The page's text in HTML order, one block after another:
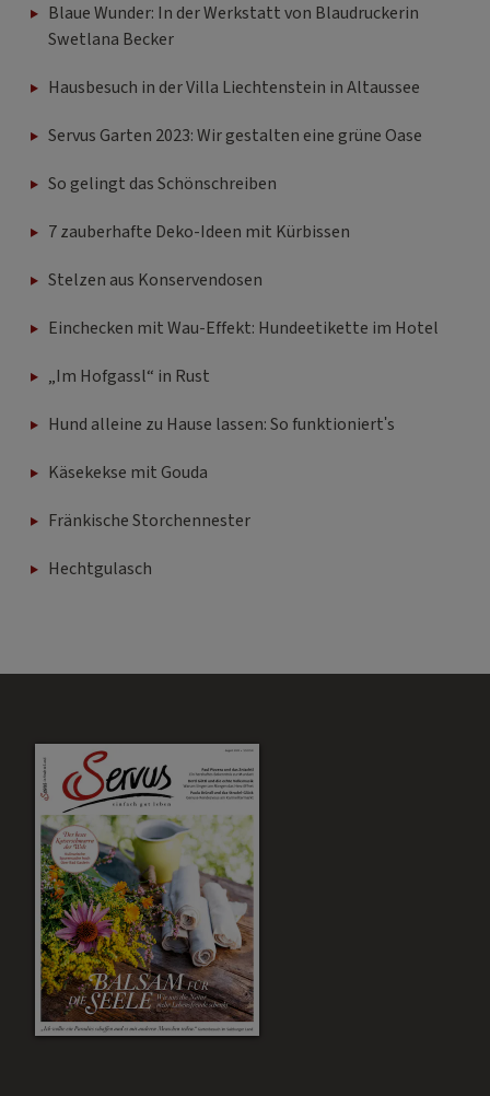
Blaue Wunder: In der Werkstatt von Blaudruckerin
Swetlana Becker
Hausbesuch in der Villa Liechtenstein in Altaussee
Servus Garten 2023: Wir gestalten eine grüne Oase
So gelingt das Schönschreiben
7 zauberhafte Deko-Ideen mit Kürbissen
Stelzen aus Konservendosen
Einchecken mit Wau-Effekt: Hundeetikette im Hotel
„Im Hofgassl“ in Rust
Hund alleine zu Hause lassen: So funktioniert's
Käsekekse mit Gouda
Fränkische Storchennester
Hechtgulasch